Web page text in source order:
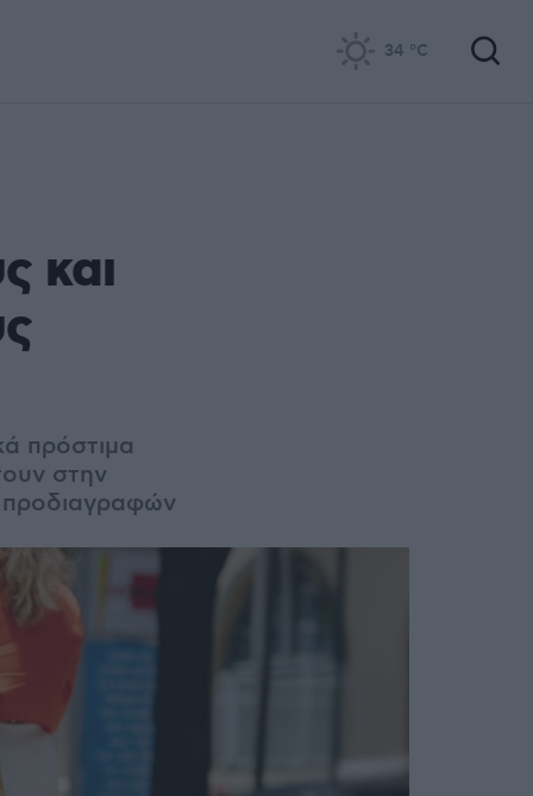
34 °C
και
πρόστιμα
στην
προδιαγραφών